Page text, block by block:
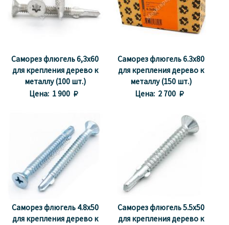
Саморез флюгель 6,3x60
для крепления дерево к
металлу (100 шт.)
Цена: 1 900 
Саморез флюгель 6.3x80
для крепления дерево к
металлу (150 шт.)
Цена: 2 700 
Саморез флюгель 4.8x50
для крепления дерево к
Саморез флюгель 5.5x50
для крепления дерево к